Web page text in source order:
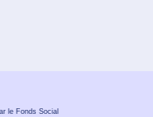
le Fonds Social